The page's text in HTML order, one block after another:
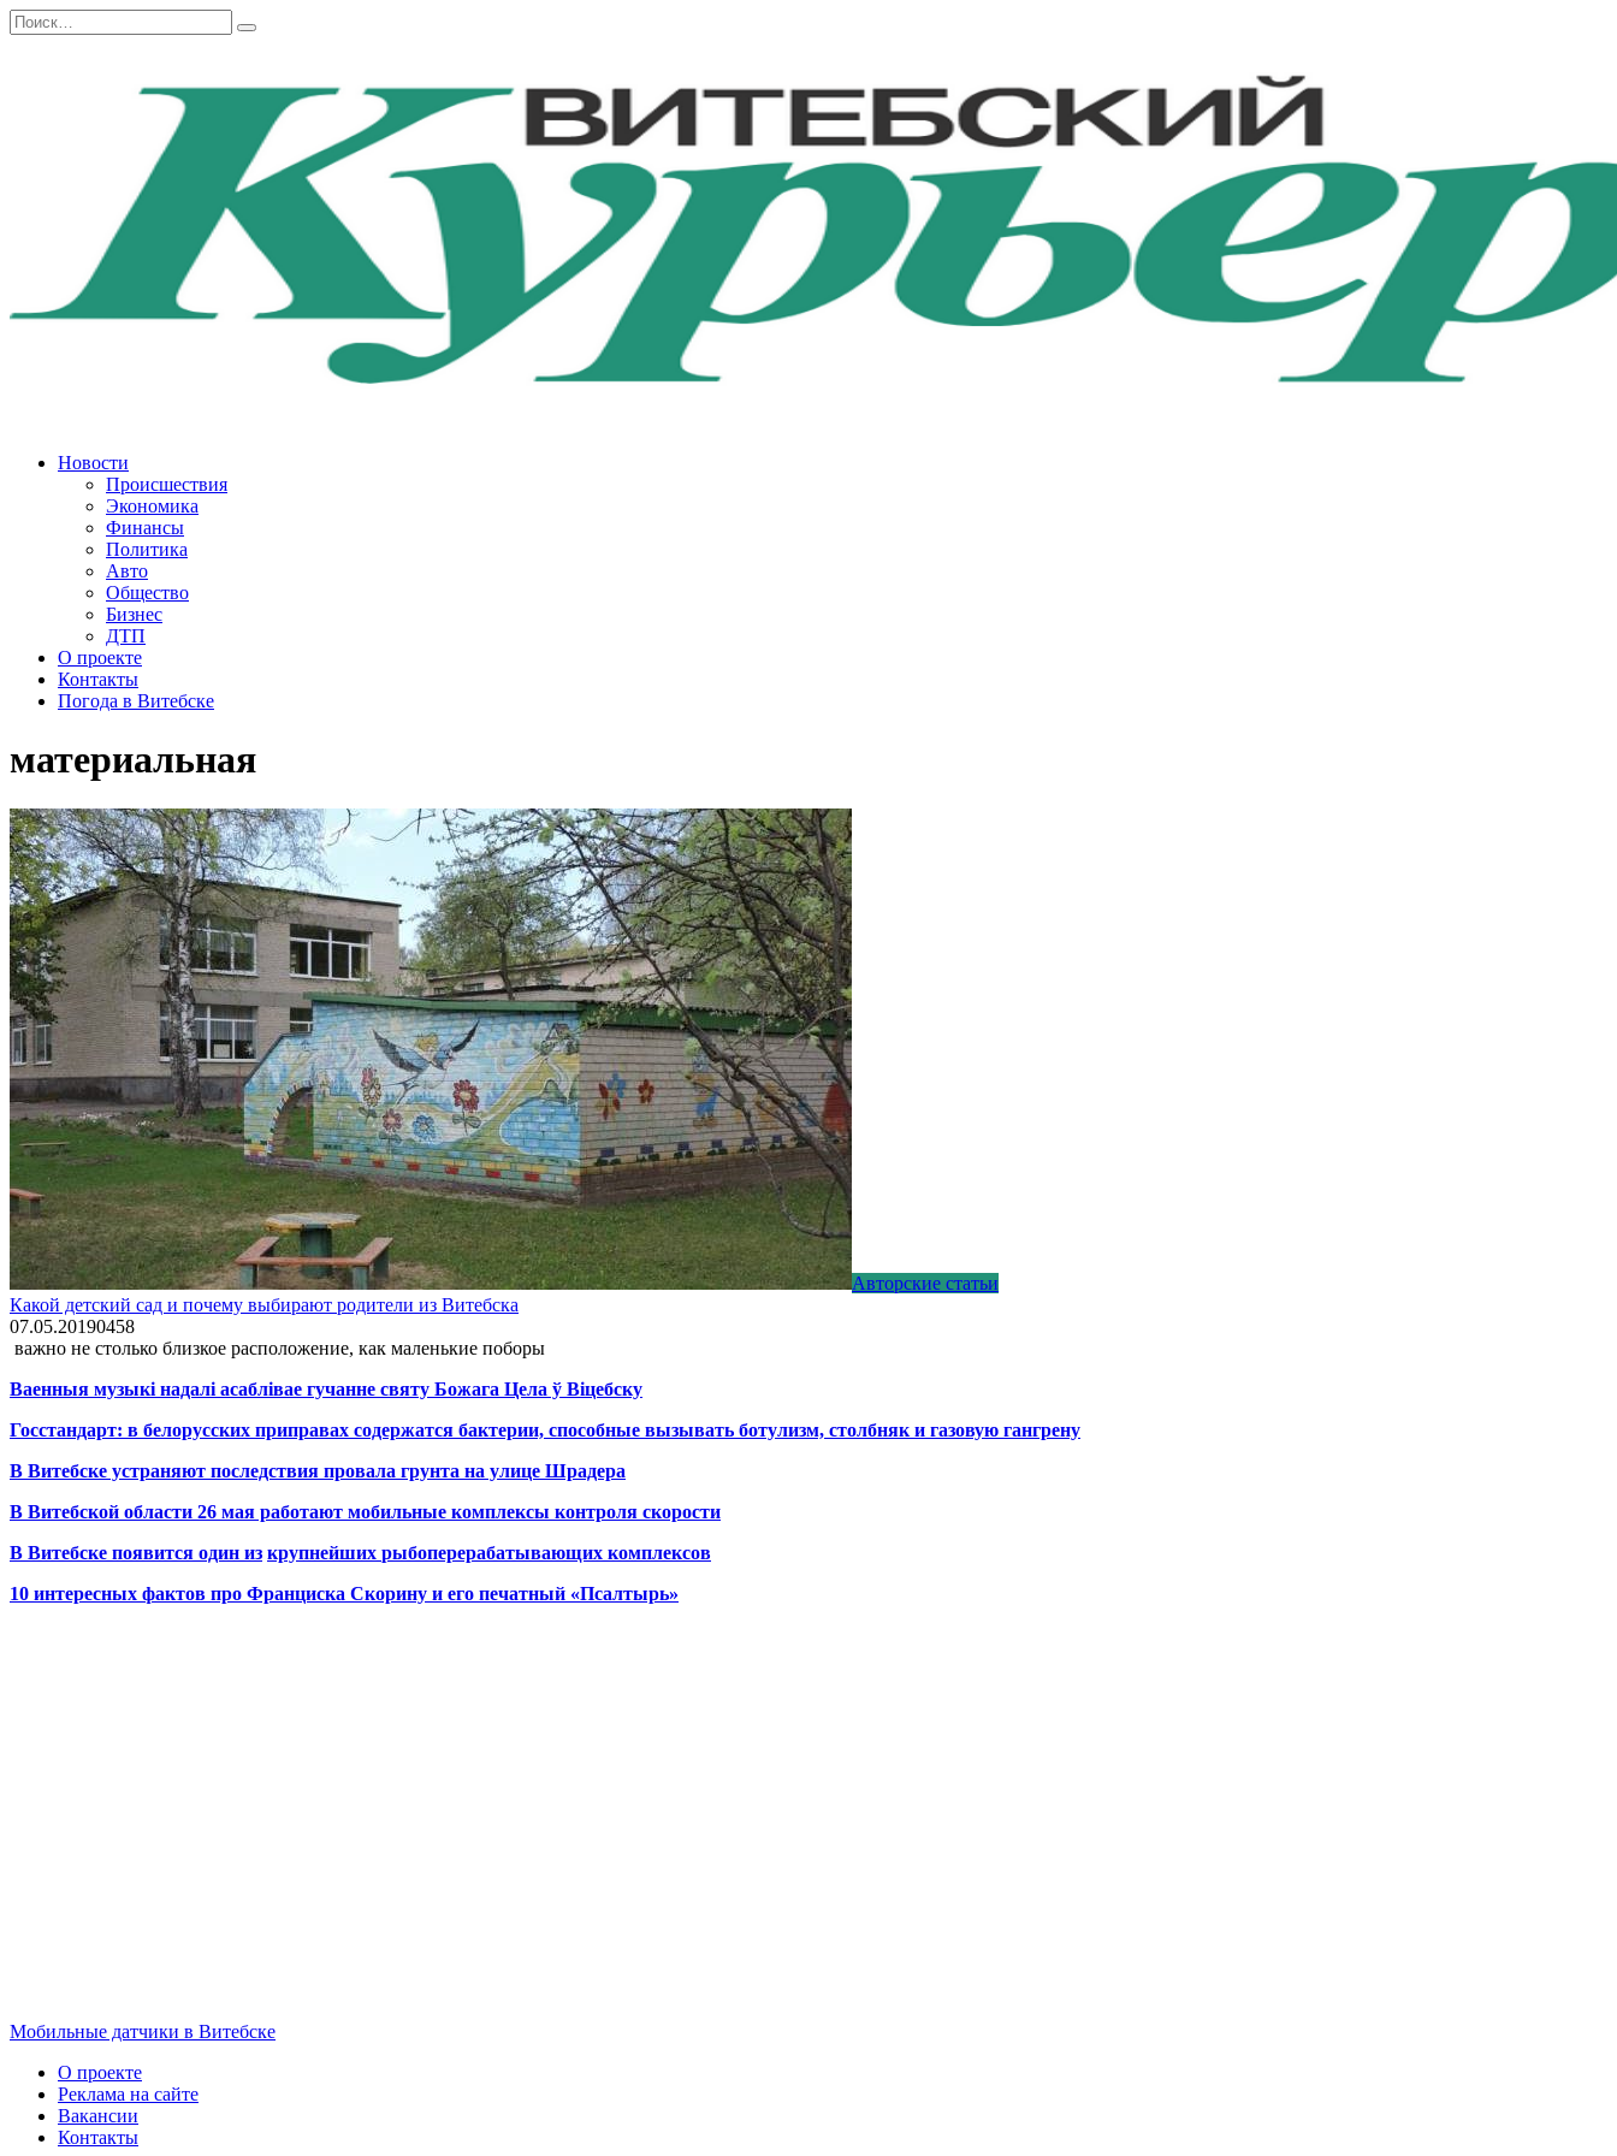
Перейти
к
Search
for:
Новости
Происшествия
Экономика
Финансы
Политика
Авто
Общество
Бизнес
ДТП
О проекте
Контакты
Погода в Витебске
материальная
Авторские статьи
Какой детский сад и почему выбирают родители из Витебска
07.05.20190458
важно не cтолько близкое расположение, как маленькие поборы
Ваенныя музыкі надалі асаблівае гучанне святу Божага Цела ў Віцебску
Госстандарт: в белорусских приправах содержатся бактерии, способные вызывать ботулизм, столбняк и газовую гангрену
В Витебске устраняют последствия провала грунта на улице Шрадера
В Витебской области 26 мая работают мобильные комплексы контроля скорости
В Витебске появится один из крупнейших рыбоперерабатывающих комплексов
10 интересных фактов про Франциска Скорину и его печатный «Псалтырь»
Мобильные датчики в Витебске
О проекте
Реклама на сайте
Вакансии
Контакты